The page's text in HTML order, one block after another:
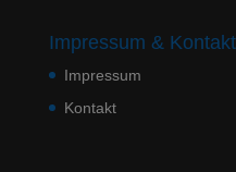
Impressum & Kontakt
Impressum
Kontakt